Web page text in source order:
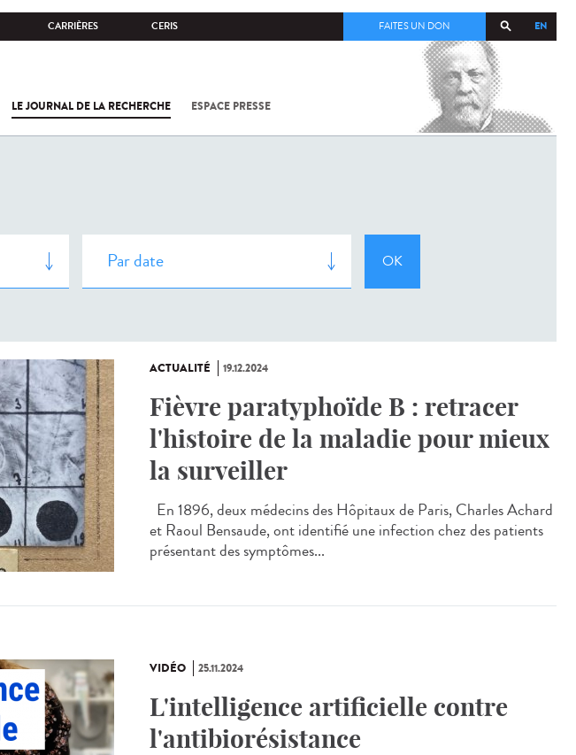
CARRIÈRES CERIS EN
FAITES UN DON
LE JOURNAL DE LA RECHERCHE ESPACE PRESSE
COV-2 /
ACTUALITÉ 19.12.2024
Fièvre paratyphoïde B : retracer
l'histoire de la maladie pour mieux
la surveiller
En 1896, deux médecins des Hôpitaux de Paris, Charles Achard
et Raoul Bensaude, ont identifié une infection chez des patients
présentant des symptômes...
VIDÉO 25.11.2024
L'intelligence artificielle contre
l'antibiorésistance